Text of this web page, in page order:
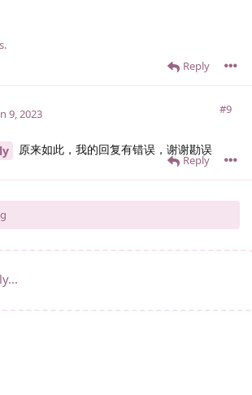
Reply
.
#9
9, 2023
原来如此，我的回复有错误，谢谢勘误
Reply